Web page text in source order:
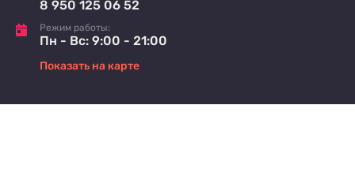
8 950 125 06 52
Режим работы:
Пн - Вс: 9:00 - 21:00
Показать на карте